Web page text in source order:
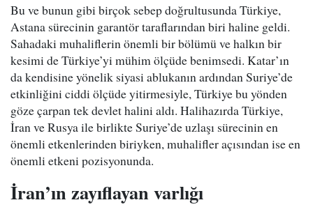
Bu ve bunun gibi birçok sebep doğrultusunda Türkiye,
Astana sürecinin garantör taraflarından biri haline geldi.
Sahadaki muhaliflerin önemli bir bölümü ve halkın bir
kesimi de Türkiye’yi mühim ölçüde benimsedi. Katar’ın
da kendisine yönelik siyasi ablukanın ardından Suriye’de
etkinliğini ciddi ölçüde yitirmesiyle, Türkiye bu yönden
göze çarpan tek devlet halini aldı. Halihazırda Türkiye,
İran ve Rusya ile birlikte Suriye’de uzlaşı sürecinin en
önemli etkenlerinden biriyken, muhalifler açısından ise en
önemli etkeni pozisyonunda.
İran’ın zayıflayan varlığı